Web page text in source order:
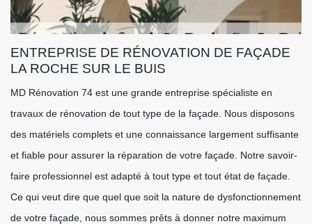
ENTREPRISE DE RÉNOVATION DE FAÇADE
LA ROCHE SUR LE BUIS
MD Rénovation 74 est une grande entreprise spécialiste en
travaux de rénovation de tout type de la façade. Nous disposons
des matériels complets et une connaissance largement suffisante
et fiable pour assurer la réparation de votre façade. Notre savoir-
faire professionnel est adapté à tout type et tout état de façade.
Ce qui veut dire que quel que soit la nature de dysfonctionnement
de votre façade, nous sommes prêts à donner notre maximum